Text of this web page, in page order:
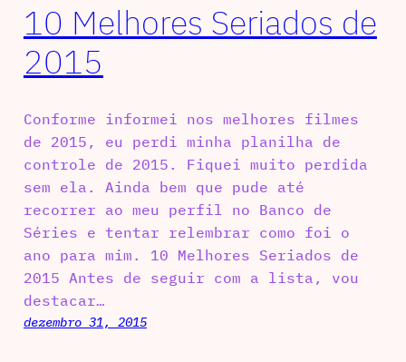
10 Melhores Seriados de
2015
Conforme informei nos melhores filmes
de 2015, eu perdi minha planilha de
controle de 2015. Fiquei muito perdida
sem ela. Ainda bem que pude até
recorrer ao meu perfil no Banco de
Séries e tentar relembrar como foi o
ano para mim. 10 Melhores Seriados de
2015 Antes de seguir com a lista, vou
destacar…
dezembro 31, 2015